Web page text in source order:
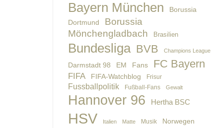
Bayern München
Borussia
Dortmund
Borussia
Mönchengladbach
Brasilien
Bundesliga BVB Champions League
Darmstadt 98 EM Fans FC Bayern
FIFA FIFA-Watchblog Frisur
Fussballpolitik Fußball-Fans Gewalt
Hannover 96 Hertha BSC
HSV Italien Matte Musik Norwegen